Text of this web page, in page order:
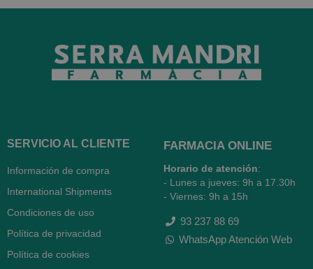
SERVICIO AL CLIENTE
Información de compra
International Shipments
Condiciones de uso
Política de privacidad
Política de cookies
FARMACIA ONLINE
Horario de atención:
- Lunes a jueves: 9h a 17.30h
- Viernes: 9h a 15h
93 237 88 69
WhatsApp Atención Web